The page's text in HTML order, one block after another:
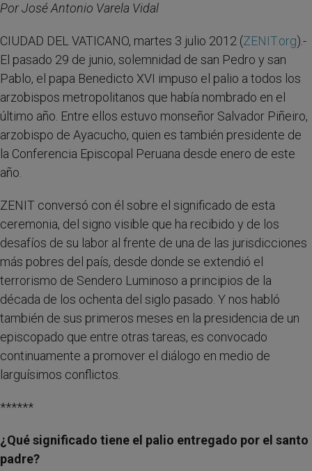
Por José Antonio Varela Vidal
CIUDAD DEL VATICANO, martes 3 julio 2012 (ZENIT.org).-
El pasado 29 de junio, solemnidad de san Pedro y san
Pablo, el papa Benedicto XVI impuso el palio a todos los
arzobispos metropolitanos que había nombrado en el
último año. Entre ellos estuvo monseñor Salvador Piñeiro,
arzobispo de Ayacucho, quien es también presidente de
la Conferencia Episcopal Peruana desde enero de este
año.
ZENIT conversó con él sobre el significado de esta
ceremonia, del signo visible que ha recibido y de los
desafíos de su labor al frente de una de las jurisdicciones
más pobres del país, desde donde se extendió el
terrorismo de Sendero Luminoso a principios de la
década de los ochenta del siglo pasado. Y nos habló
también de sus primeros meses en la presidencia de un
episcopado que entre otras tareas, es convocado
continuamente a promover el diálogo en medio de
larguísimos conflictos.
******
¿Qué significado tiene el palio entregado por el santo
padre?